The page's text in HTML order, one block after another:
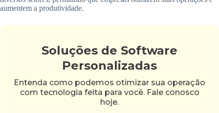
aumentem a produtividade.
Soluções de Software
Personalizadas
Entenda como podemos otimizar sua operação
com tecnologia feita para você. Fale conosco
hoje.